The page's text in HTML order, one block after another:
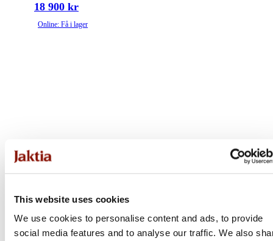
This website uses cookies
We use cookies to personalise content and ads, to provide
social media features and to analyse our traffic. We also
18 900 kr
Online: Få i lager